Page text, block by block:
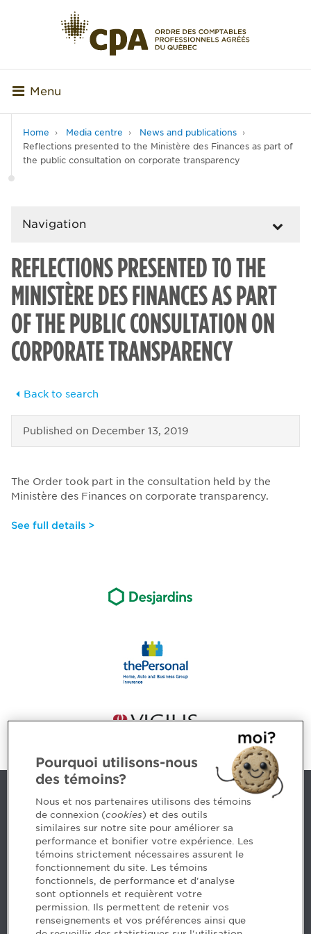
Menu
Home Media centre
News and publications
Reflections presented to the Ministère des Finances as part of
the public consultation on corporate transparency
Navigation
REFLECTIONS PRESENTED TO THE
MINISTÈRE DES FINANCES AS PART
OF THE PUBLIC CONSULTATION ON
CORPORATE TRANSPARENCY
Back to search
Published on December 13, 2019
The Order took part in the consultation held by the
Ministère des Finances on corporate transparency.
See full details >
Contact us
5, Place Ville Marie, bureau 800, Montréal (Québec)
H3B 2G2
www.cpaquebec.ca
Questions? Ask our team >
Want to make the Order a part of your career? See
our job offers >
Pourquoi utilisons-nous
des témoins?
Nous et nos partenaires utilisons des témoins
de connexion (cookies) et des outils
similaires sur notre site pour améliorer sa
performance et bonifier votre expérience. Les
témoins strictement nécessaires assurent le
fonctionnement du site. Les témoins
fonctionnels, de performance et d'analyse
sont optionnels et requièrent votre
permission. Ils permettent de retenir vos
renseignements et vos préférences ainsi que